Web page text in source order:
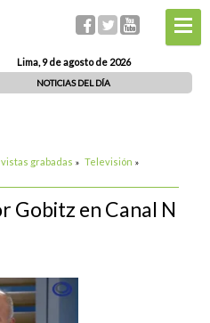
Lima, 9 de agosto de 2026
NOTICIAS DEL DÍA
grabadas » Televisión »
Gobitz en Canal N